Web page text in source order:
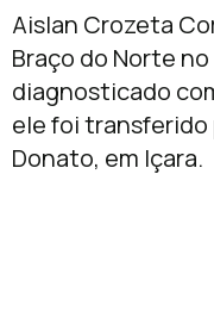
Aislan Crozeta
Braço do Norte
diagnosticado
ele foi transferido
Donato, em Içara.